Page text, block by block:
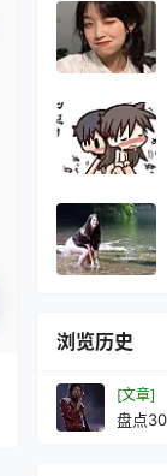
浏览历史
[文章]
盘点